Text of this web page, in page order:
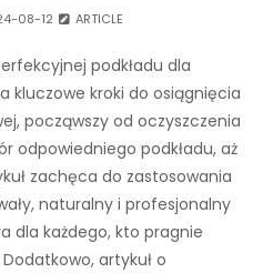
08-12 ARTICLE
podkładu dla
kluczowe kroki do osiągnięcia
począwszy od oczyszczenia
odpowiedniego podkładu, aż
zachęca do zastosowania
naturalny i profesjonalny
dla każdego, kto pragnie
artykuł o